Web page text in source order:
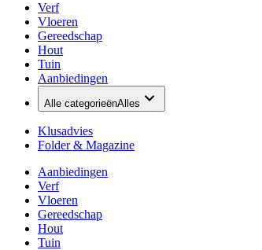
Verf
Vloeren
Gereedschap
Hout
Tuin
Aanbiedingen
Alle categorieënAlles
Klusadvies
Folder & Magazine
Aanbiedingen
Verf
Vloeren
Gereedschap
Hout
Tuin